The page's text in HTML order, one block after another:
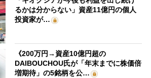
るかは分からない」資産11億円の個人
投資家が…
《200万円→資産10億円超の
DAIBOUCHOU氏が「年末までに株価倍
増期待」の5銘柄を公…